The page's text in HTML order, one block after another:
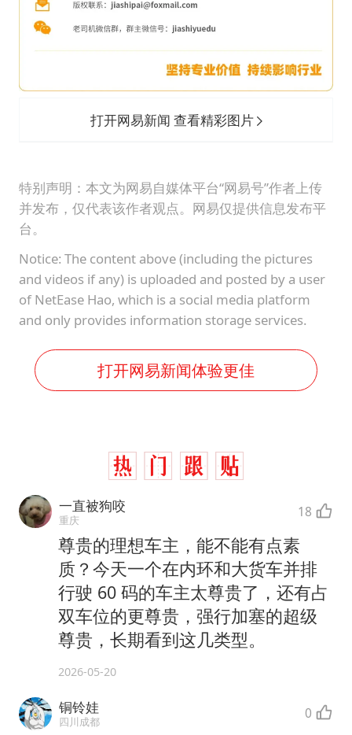
打开网易新闻 查看精彩图片
特别声明：本文为网易自媒体平台“网易号”作者上传
并发布，仅代表该作者观点。网易仅提供信息发布平
台。
Notice: The content above (including the pictures
and videos if any) is uploaded and posted by a user
of NetEase Hao, which is a social media platform
and only provides information storage services.
打开网易新闻体验更佳
一直被狗咬
重庆 18
尊贵的理想车主，能不能有点素
质？今天一个在内环和大货车并排
行驶 60 码的车主太尊贵了，还有占
双车位的更尊贵，强行加塞的超级
尊贵，长期看到这几类型。
2026-05-20
铜铃娃
四川成都 0